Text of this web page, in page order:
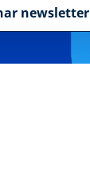
newsletter